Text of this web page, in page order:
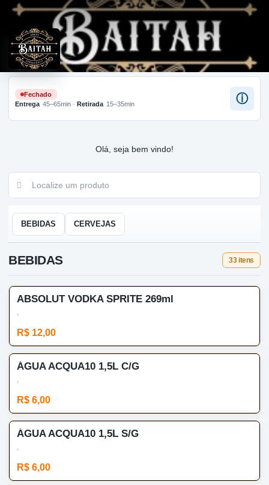
Fechado
Entrega 45–65min · Retirada 15–35min ⓘ
Olá, seja bem vindo!
BEBIDAS CERVEJAS
BEBIDAS 33 itens
ABSOLUT VODKA SPRITE 269ml
.
R$ 12,00
ÁGUA ACQUA10 1,5L C/G
.
R$ 6,00
ÁGUA ACQUA10 1,5L S/G
.
R$ 6,00